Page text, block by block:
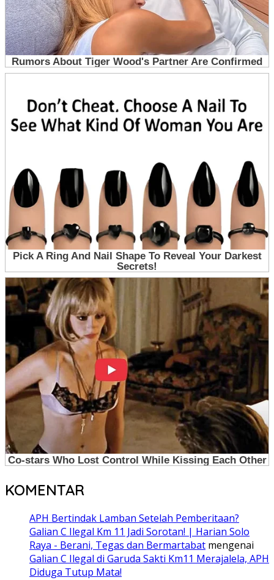
KOMENTAR
APH Bertindak Lamban Setelah Pemberitaan?
Galian C Ilegal Km 11 Jadi Sorotan! | Harian Solo
Raya - Berani, Tegas dan Bermartabat mengenai
Galian C Ilegal di Garuda Sakti Km11 Merajalela, APH
Diduga Tutup Mata!